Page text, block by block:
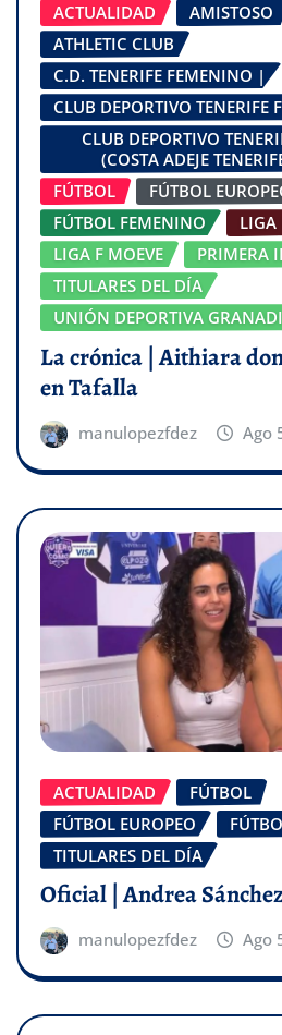
ACTUALIDAD
AMISTOSO
ATHLETIC CLUB
C.D. TENERIFE FEMENINO |
CLUB DEPORTIVO TENERIFE
CLUB DEPORTIVO
(COSTA ADEJE
FÚTBOL
FÚTBOL
FÚTBOL FEMENINO
LIGA
LIGA F MOEVE
PRIMERA
TITULARES DEL DÍA
UNIÓN DEPORTIVA
La crónica | Aithiara
en Tafalla
manulopezfdez Ago
ACTUALIDAD
FÚTBOL
FÚTBOL EUROPEO
TITULARES DEL DÍA
Oficial | Andrea
manulopezfdez Ago